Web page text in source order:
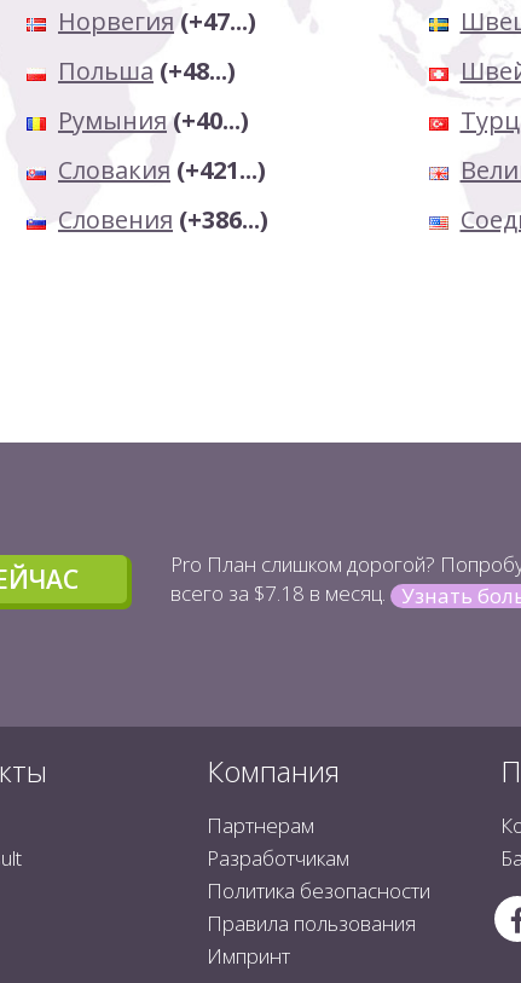
Норвегия (+47...)
Польша (+48...)
Румыния (+40...)
Словакия (+421...)
Словения (+386...)
Pro План слишком дорогой?
всего за $7.18 в месяц.
Узнать
Компания
Партнерам
Разработчикам
Политика безопасности
Правила пользования
Импринт